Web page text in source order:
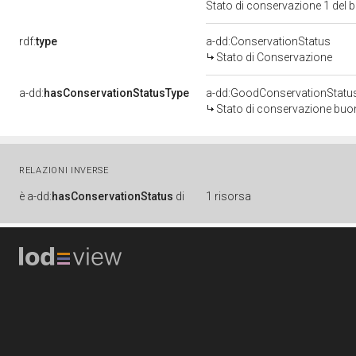
Stato di conservazione 1 del
rdf:type
a-dd:ConservationStatus
Stato di Conservazione
a-dd:hasConservationStatusType
a-
Stato di conservazione
RELAZIONI INVERSE
è a-dd:hasConservationStatus di 1 risorsa